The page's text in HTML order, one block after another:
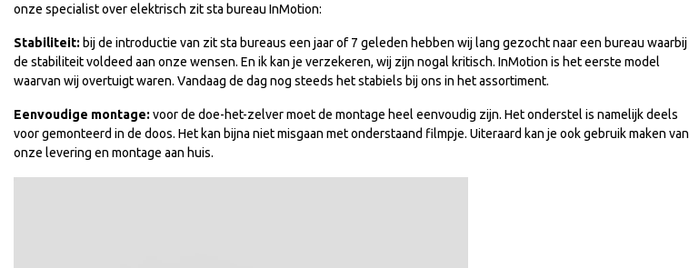
onze specialist over elektrisch zit sta bureau InMotion:
Stabiliteit: bij de introductie van zit sta bureaus een jaar of 7 geleden hebben wij lang gezocht naar een bureau waarbij
de stabiliteit voldeed aan onze wensen. En ik kan je verzekeren, wij zijn nogal kritisch. InMotion is het eerste model
waarvan wij overtuigt waren. Vandaag de dag nog steeds het stabiels bij ons in het assortiment.
Eenvoudige montage: voor de doe-het-zelver moet de montage heel eenvoudig zijn. Het onderstel is namelijk deels
voor gemonteerd in de doos. Het kan bijna niet misgaan met onderstaand filmpje. Uiteraard kan je ook gebruik maken van
onze levering en montage aan huis.